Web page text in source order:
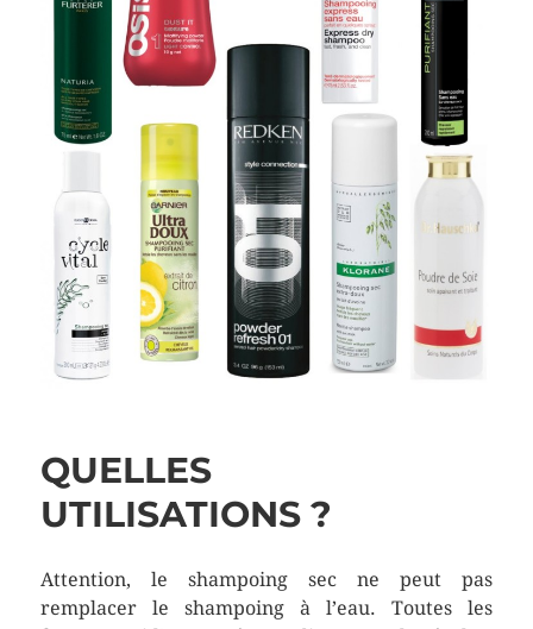
QUELLES
UTILISATIONS ?
Attention, le shampoing sec ne peut pas
remplacer le shampoing à l’eau. Toutes les